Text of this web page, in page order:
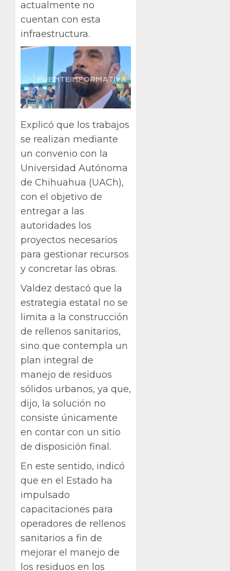
actualmente no
cuentan con esta
infraestructura.
Explicó que los trabajos
se realizan mediante
un convenio con la
Universidad Autónoma
de Chihuahua (UACh),
con el objetivo de
entregar a las
autoridades los
proyectos necesarios
para gestionar recursos
y concretar las obras.
Valdez destacó que la
estrategia estatal no se
limita a la construcción
de rellenos sanitarios,
sino que contempla un
plan integral de
manejo de residuos
sólidos urbanos, ya que,
dijo, la solución no
consiste únicamente
en contar con un sitio
de disposición final.
En este sentido, indicó
que en el Estado ha
impulsado
capacitaciones para
operadores de rellenos
sanitarios a fin de
mejorar el manejo de
los residuos en los